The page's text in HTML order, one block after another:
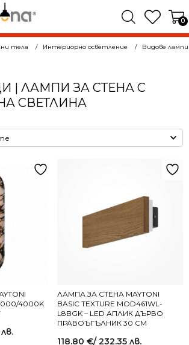
0
тела Интериорно осветление Видове
| ЛАМПИ ЗА СТЕНА С
СВЕТЛИНА
4000K
ЛАМПА ЗА СТЕНА MAYTONI
BASIC TEXTURE MOD461WL-
L8BGK – LED АПЛИК ДЪРВО
ПРАВОЪГЪЛНИК 30 СМ
118.80 €/ 232.35 лв.